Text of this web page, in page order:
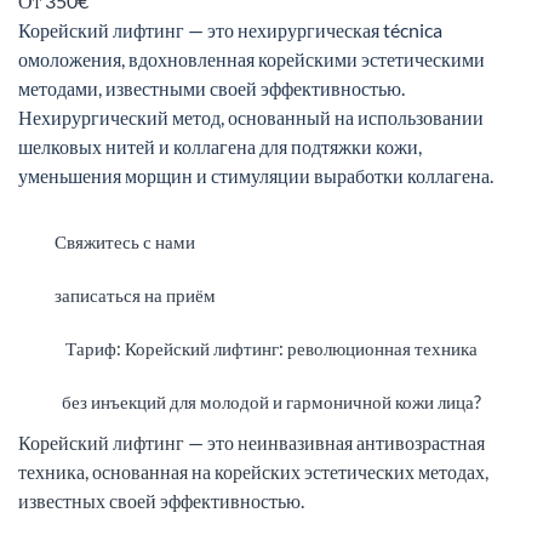
Корейский лифтинг — это нехирургическая técnica
омоложения, вдохновленная корейскими эстетическими
методами, известными своей эффективностью.
Нехирургический метод, основанный на использовании
шелковых нитей и коллагена для подтяжки кожи,
уменьшения морщин и стимуляции выработки коллагена.
Свяжитесь с нами
записаться на приём
Тариф: Корейский лифтинг: революционная техника
без инъекций для молодой и гармоничной кожи лица?
Корейский лифтинг — это неинвазивная антивозрастная
техника, основанная на корейских эстетических методах,
известных своей эффективностью.